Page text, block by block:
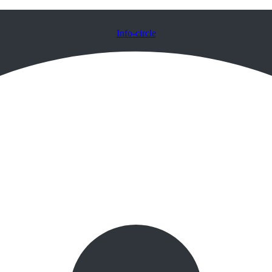
Info-circle